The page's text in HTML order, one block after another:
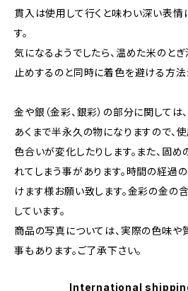
貫入は使用して行くと味わい深い表情
す。
気になるようでしたら、温めた米のと
止めするのと同時に着色を避ける方法
金や銀（金彩、銀彩）の部分に関しては
あくまで半永久の物になりますので、
色合いが変化したりします。また、固
れてしまう事があります。時間の経過
けます様お願い致します。金彩の金の
しています。
商品の写真については、実際の色味や
事もあります。ご了承下さい。
International